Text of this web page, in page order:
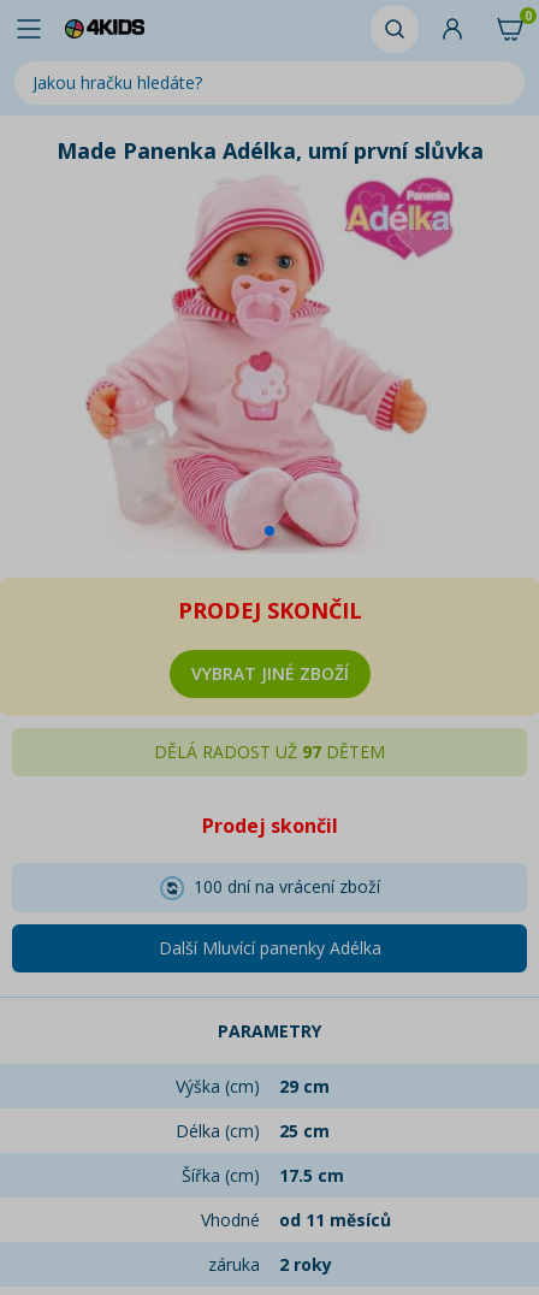
0
Made Panenka Adélka, umí první slůvka
PRODEJ SKONČIL
VYBRAT JINÉ ZBOŽÍ
DĚLÁ RADOST UŽ 97 DĚTEM
Prodej skončil
100 dní na vrácení zboží
Další Mluvící panenky Adélka
PARAMETRY
Výška (cm)
29 cm
Délka (cm)
25 cm
Šířka (cm)
17.5 cm
Vhodné
od 11 měsíců
záruka
2 roky